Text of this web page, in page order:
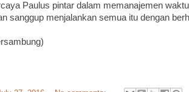
Paulus pintar dalam memanajemen
sanggup menjalankan semua itu dengan